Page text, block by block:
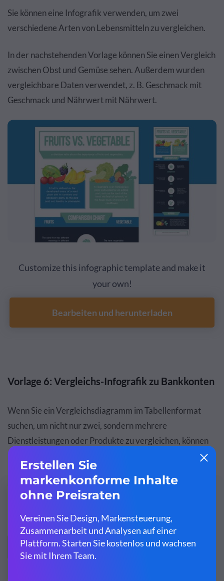
Sie können eine Infografik verwenden, um zwei
verschiedene Arten von Lebensmitteln zu vergleichen.
In der nachstehenden Vorlage können Sie einen Vergleich
zwischen Obst und Gemüse sehen. Außerdem wurden
vergleichbare Daten verwendet, z. B. Geschmack mit
Geschmack und Nährwert mit Nährwert.
Customize this infographic template and make it
your own!
Bearbeiten und herunterladen
Vorlage 6: Vergleichs-Infografik zu Bankkonten
Wenn Sie ein Vergleichsdiagramm im Tabellenformat
suchen, um nicht nur zwei, sondern mehrere
Dienstleistungen oder Produkte zu vergleichen, können
Sie die folgende Vorlage verwenden.